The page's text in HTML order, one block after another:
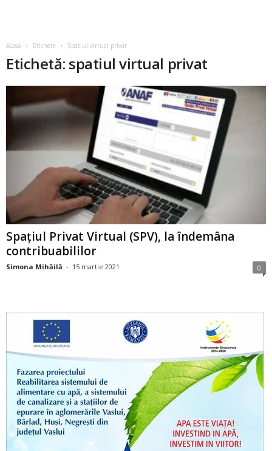
Acasă Etichete Spatiul virtual privat
Etichetă: spatiul virtual privat
Spațiul Privat Virtual (SPV), la îndemâna
contribuabililor
Simona Mihăilă - 15 martie 2021 0